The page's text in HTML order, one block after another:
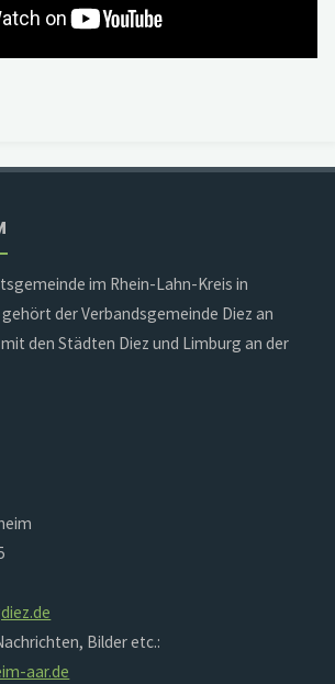
im Rhein-Lahn-Kreis in
der Verbandsgemeinde Diez an
den Städten Diez und Limburg an der
Bilder etc.:
aar.de